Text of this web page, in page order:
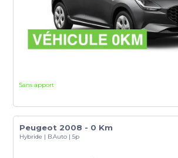
Sans apport
Peugeot 2008 - 0 Km
Hybride | B.Auto | 5p